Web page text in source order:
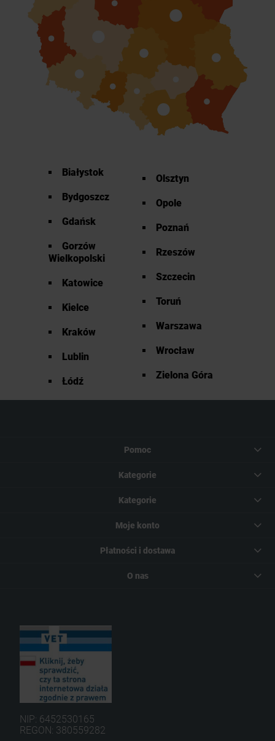
Białystok
Bydgoszcz
Gdańsk
Gorzów
Wielkopolski
Katowice
Kielce
Kraków
Lublin
Łódź
Olsztyn
Opole
Poznań
Rzeszów
Szczecin
Toruń
Warszawa
Wrocław
Zielona Góra
Pomoc
Kategorie
Kategorie
Moje konto
Płatności i dostawa
O nas
NIP: 6452530165
REGON: 380559282